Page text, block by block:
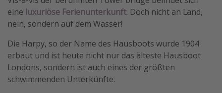
Singlereisen
Strandurlaub
Hotels in Hamburg
Hotels in Amsterdam
Hotels am Achensee
eine luxuriöse Ferienunterkunft. Doch nicht an Land,
nein, sondern auf dem Wasser!
Die Harpy, so der Name des Hausboots wurde 1904
erbaut und ist heute nicht nur das älteste Hausboot
Londons, sondern ist auch eines der größten
schwimmenden Unterkünfte.